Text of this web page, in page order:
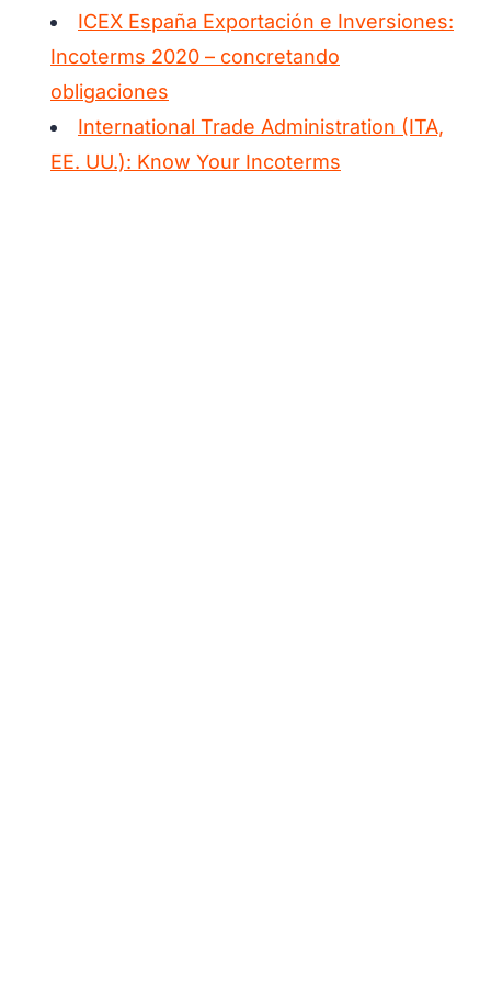
ICEX España Exportación e Inversiones:
Incoterms 2020 – concretando
obligaciones
International Trade Administration (ITA,
EE. UU.): Know Your Incoterms